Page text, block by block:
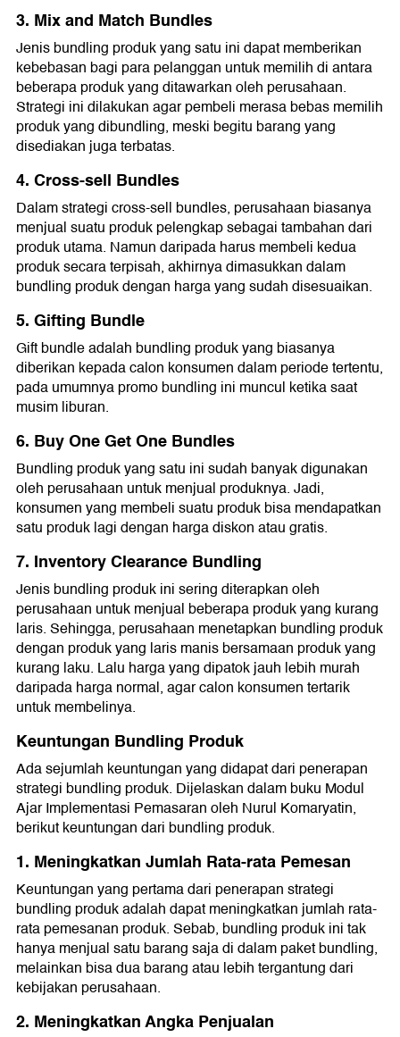
3. Mix and Match Bundles
Jenis bundling produk yang satu ini dapat memberikan
kebebasan bagi para pelanggan untuk memilih di antara
beberapa produk yang ditawarkan oleh perusahaan.
Strategi ini dilakukan agar pembeli merasa bebas memilih
produk yang dibundling, meski begitu barang yang
disediakan juga terbatas.
4. Cross-sell Bundles
Dalam strategi cross-sell bundles, perusahaan biasanya
menjual suatu produk pelengkap sebagai tambahan dari
produk utama. Namun daripada harus membeli kedua
produk secara terpisah, akhirnya dimasukkan dalam
bundling produk dengan harga yang sudah disesuaikan.
5. Gifting Bundle
Gift bundle adalah bundling produk yang biasanya
diberikan kepada calon konsumen dalam periode tertentu,
pada umumnya promo bundling ini muncul ketika saat
musim liburan.
6. Buy One Get One Bundles
Bundling produk yang satu ini sudah banyak digunakan
oleh perusahaan untuk menjual produknya. Jadi,
konsumen yang membeli suatu produk bisa mendapatkan
satu produk lagi dengan harga diskon atau gratis.
7. Inventory Clearance Bundling
Jenis bundling produk ini sering diterapkan oleh
perusahaan untuk menjual beberapa produk yang kurang
laris. Sehingga, perusahaan menetapkan bundling produk
dengan produk yang laris manis bersamaan produk yang
kurang laku. Lalu harga yang dipatok jauh lebih murah
daripada harga normal, agar calon konsumen tertarik
untuk membelinya.
Keuntungan Bundling Produk
Ada sejumlah keuntungan yang didapat dari penerapan
strategi bundling produk. Dijelaskan dalam buku Modul
Ajar Implementasi Pemasaran oleh Nurul Komaryatin,
berikut keuntungan dari bundling produk.
1. Meningkatkan Jumlah Rata-rata Pemesan
Keuntungan yang pertama dari penerapan strategi
bundling produk adalah dapat meningkatkan jumlah rata-
rata pemesanan produk. Sebab, bundling produk ini tak
hanya menjual satu barang saja di dalam paket bundling,
melainkan bisa dua barang atau lebih tergantung dari
kebijakan perusahaan.
2. Meningkatkan Angka Penjualan